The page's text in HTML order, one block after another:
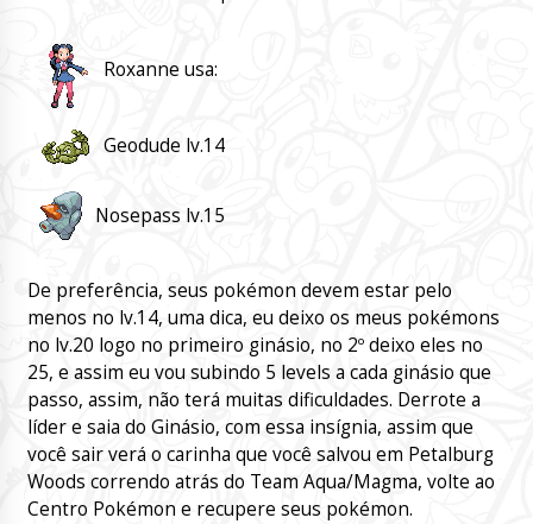
Roxanne usa:
Geodude lv.14
Nosepass lv.15
De preferência, seus pokémon devem estar pelo
menos no lv.14, uma dica, eu deixo os meus pokémons
no lv.20 logo no primeiro ginásio, no 2º deixo eles no
25, e assim eu vou subindo 5 levels a cada ginásio que
passo, assim, não terá muitas dificuldades. Derrote a
líder e saia do Ginásio, com essa insígnia, assim que
você sair verá o carinha que você salvou em Petalburg
Woods correndo atrás do Team Aqua/Magma, volte ao
Centro Pokémon e recupere seus pokémon.